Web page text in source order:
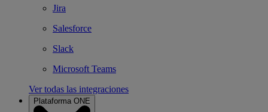
Jira
Salesforce
Slack
Microsoft Teams
Ver todas las integraciones
Plataforma ONE